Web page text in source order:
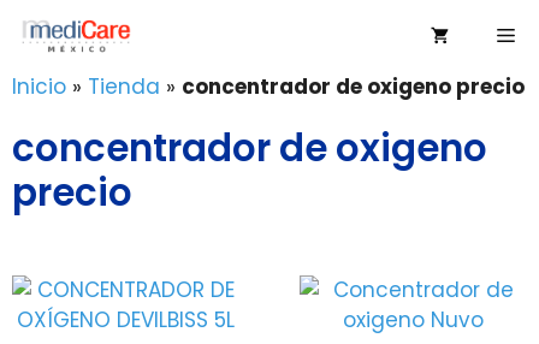
Saltar
contenido
Inicio » Tienda » concentrador de oxigeno precio
concentrador de oxigeno
precio